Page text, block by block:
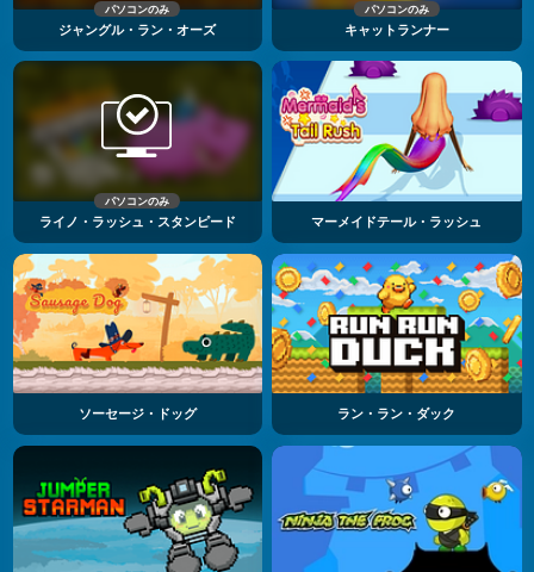
パソコンのみ
ジャングル・ラン・オーズ
パソコンのみ
キャットランナー
パソコンのみ
ライノ・ラッシュ・スタンピード マーメイドテール・ラッシュ
ソーセージ・ドッグ ラン・ラン・ダック